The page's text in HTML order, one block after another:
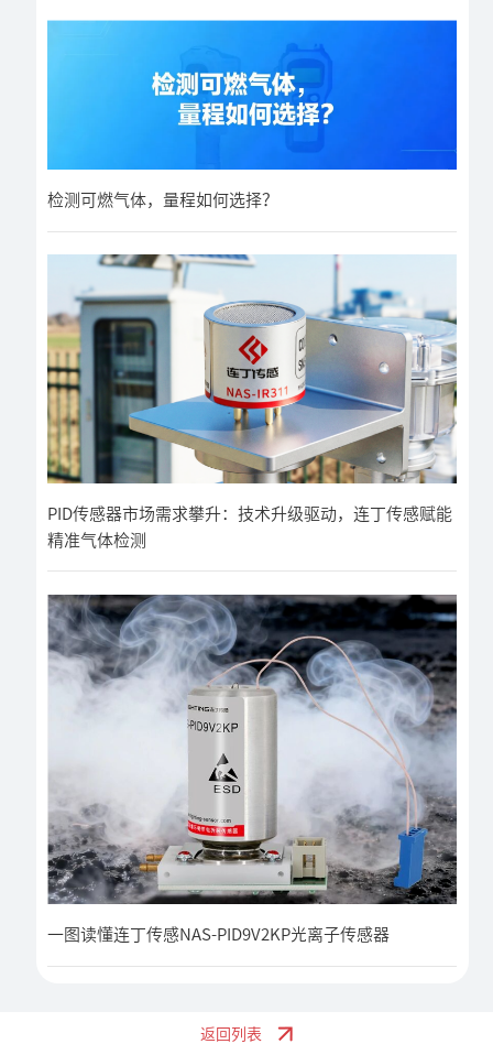
检测可燃气体，量程如何选择？
PID传感器市场需求攀升：技术升级驱动，连丁传感赋能
精准气体检测
一图读懂连丁传感NAS-PID9V2KP光离子传感器
返回列表